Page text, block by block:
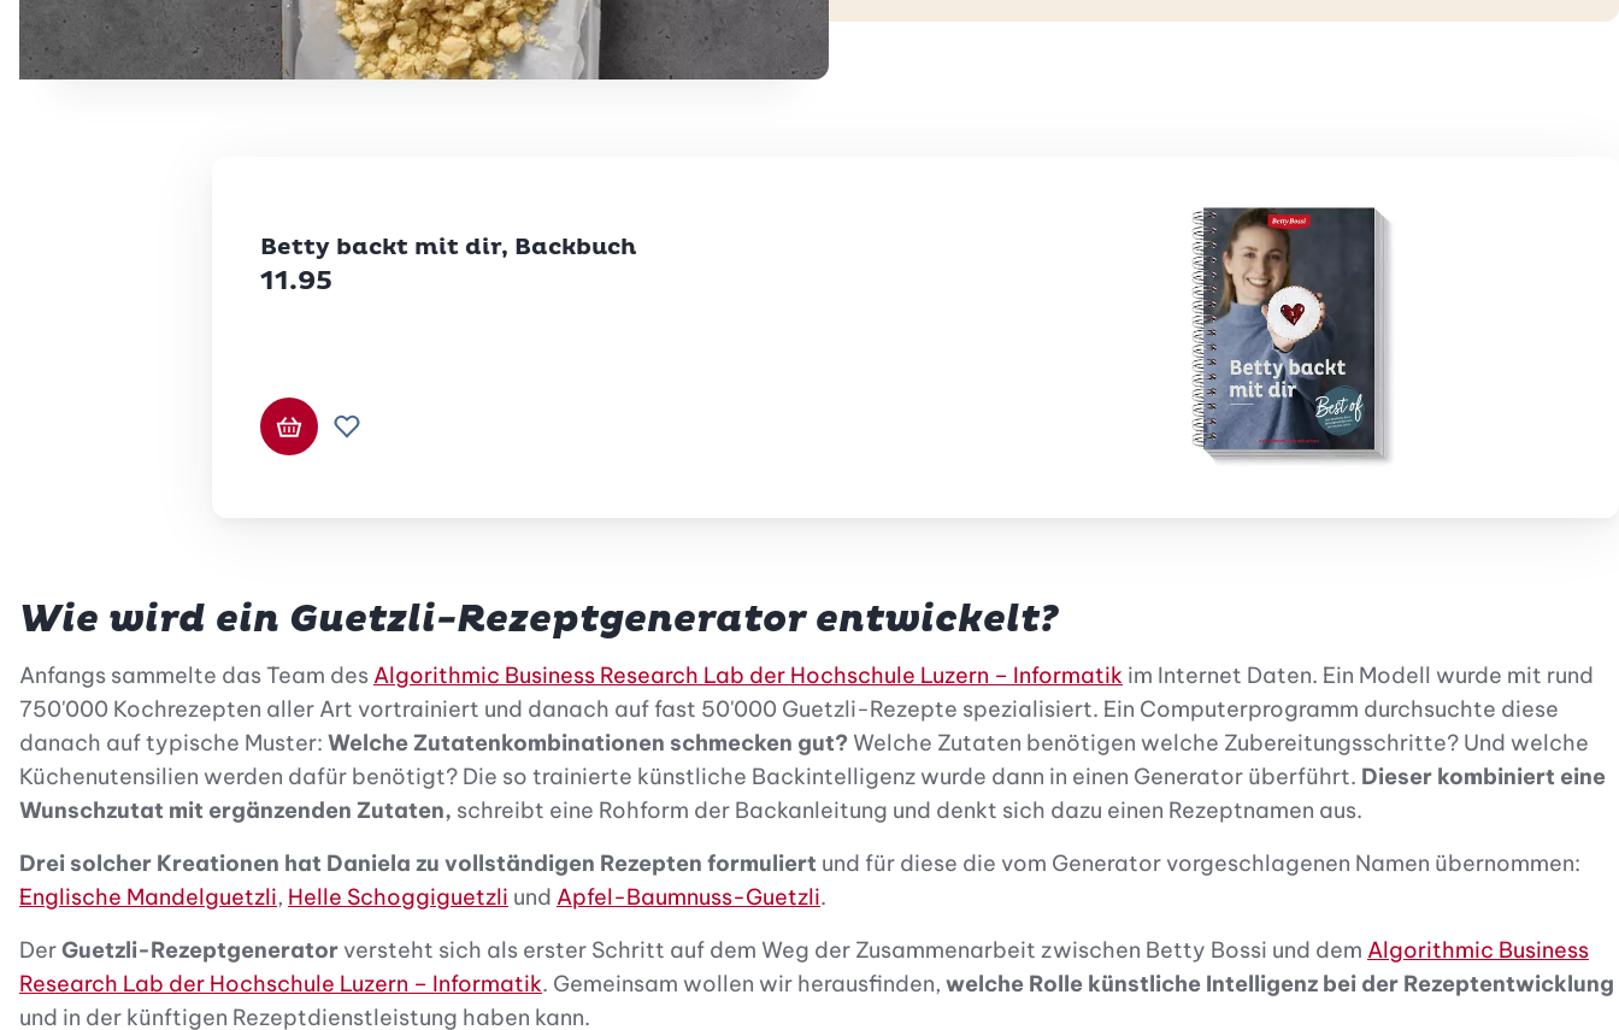
Betty backt mit dir, Backbuch
11.95
In den Warenkorb
Zur Wunschliste hinzufügen
Wie wird ein Guetzli-Rezeptgenerator entwickelt?
Anfangs sammelte das Team des Algorithmic Business Research Lab der Hochschule Luzern – Informatik im Internet Daten. Ein Modell wurde mit rund
750'000 Kochrezepten aller Art vortrainiert und danach auf fast 50'000 Guetzli-Rezepte spezialisiert. Ein Computerprogramm durchsuchte diese
danach auf typische Muster: Welche Zutatenkombinationen schmecken gut? Welche Zutaten benötigen welche Zubereitungsschritte? Und welche
Küchenutensilien werden dafür benötigt? Die so trainierte künstliche Backintelligenz wurde dann in einen Generator überführt. Dieser kombiniert eine
Wunschzutat mit ergänzenden Zutaten, schreibt eine Rohform der Backanleitung und denkt sich dazu einen Rezeptnamen aus.
Drei solcher Kreationen hat Daniela zu vollständigen Rezepten formuliert und für diese die vom Generator vorgeschlagenen Namen übernommen:
Englische Mandelguetzli, Helle Schoggiguetzli und Apfel-Baumnuss-Guetzli.
DerGuetzli-Rezeptgeneratorversteht sich als erster Schritt auf dem Weg der Zusammenarbeit zwischen Betty Bossi und dem Algorithmic Business
Research Lab der Hochschule Luzern – Informatik. Gemeinsam wollen wir herausfinden, welche Rolle künstliche Intelligenz bei der Rezeptentwicklung
und in der künftigen Rezeptdienstleistung haben kann.